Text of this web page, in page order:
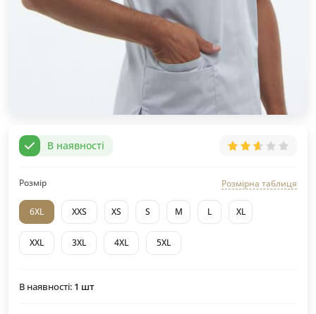
В наявності
Розмір Розмірна таблиця
6XL XXS XS S M L XL
XXL 3XL 4XL 5XL
В наявності: 1 шт